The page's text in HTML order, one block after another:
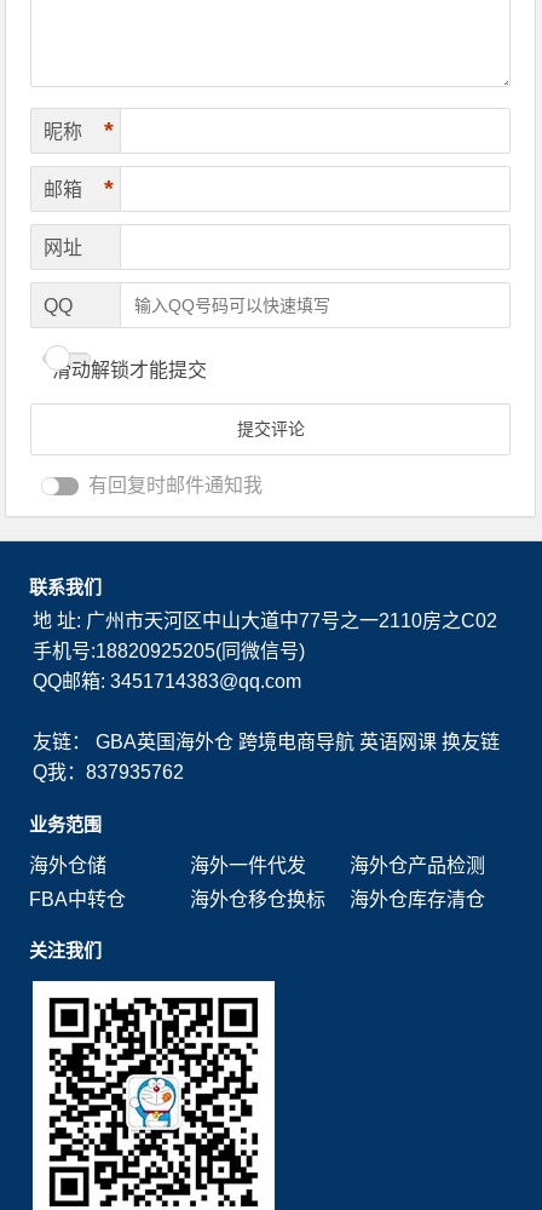
昵称 *
邮箱 *
网址
QQ
滑动解锁才能提交
有回复时邮件通知我
联系我们
地 址: 广州市天河区中山大道中77号之一2110房之C02
手机号:18820925205(同微信号)
QQ邮箱: 3451714383@qq.com
友链：GBA英国海外仓 跨境电商导航 英语网课 换友链
Q我：837935762
业务范围
海外仓储
海外一件代发
海外仓产品检测
FBA中转仓
海外仓移仓换标 海外仓库存清仓
关注我们